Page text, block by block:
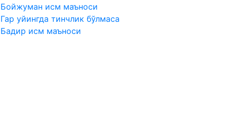
Бойжуман исм маъноси
Гар уйингда тинчлик бўлмаса
Бадир исм маъноси